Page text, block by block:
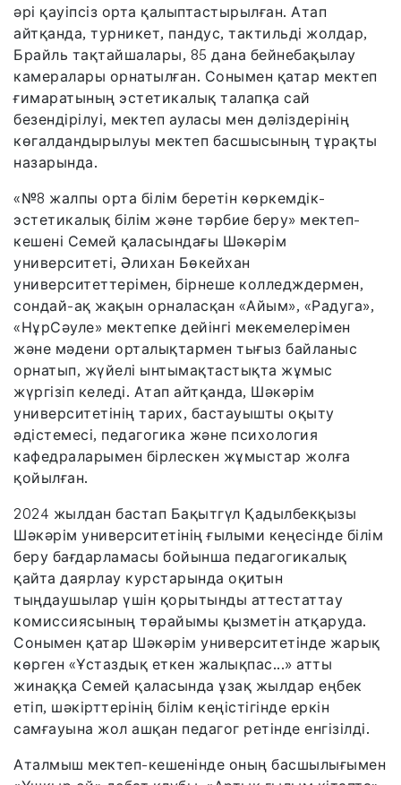
әрі қауіпсіз орта қалыптастырылған. Атап
айтқанда, турникет, пандус, тактильді жолдар,
Брайль тақтайшалары, 85 дана бейнебақылау
камералары орнатылған. Сонымен қатар мектеп
ғимаратының эстетикалық талапқа сай
безендірілуі, мектеп ауласы мен дәліздерінің
көгалдандырылуы мектеп басшысының тұрақты
назарында.
«№8 жалпы орта білім беретін көркемдік-
эстетикалық білім және тәрбие беру» мектеп-
кешені Семей қаласындағы Шәкәрім
университеті, Әлихан Бөкейхан
университеттерімен, бірнеше колледждермен,
сондай-ақ жақын орналасқан «Айым», «Радуга»,
«НұрСәуле» мектепке дейінгі мекемелерімен
және мәдени орталықтармен тығыз байланыс
орнатып, жүйелі ынтымақтастықта жұмыс
жүргізіп келеді. Атап айтқанда, Шәкәрім
университетінің тарих, бастауышты оқыту
әдістемесі, педагогика және психология
кафедраларымен бірлескен жұмыстар жолға
қойылған.
2024 жылдан бастап Бақытгүл Қадылбекқызы
Шәкәрім университетінің ғылыми кеңесінде білім
беру бағдарламасы бойынша педагогикалық
қайта даярлау курстарында оқитын
тыңдаушылар үшін қорытынды аттестаттау
комиссиясының төрайымы қызметін атқаруда.
Сонымен қатар Шәкәрім университетінде жарық
көрген «Ұстаздық еткен жалықпас...» атты
жинаққа Семей қаласында ұзақ жылдар еңбек
етіп, шәкірттерінің білім кеңістігінде еркін
самғауына жол ашқан педагог ретінде енгізілді.
Аталмыш мектеп-кешенінде оның басшылығымен